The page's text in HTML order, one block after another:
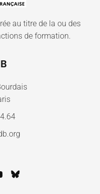
au titre de la ou des
de formation.